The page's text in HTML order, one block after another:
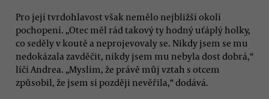
Pro její tvrdohlavost však nemělo nejbližší okolí
pochopení. „Otec měl rád takový ty hodný uťáplý holky,
co seděly v koutě a neprojevovaly se. Nikdy jsem se mu
nedokázala zavděčit, nikdy jsem mu nebyla dost dobrá,“
líčí Andrea. „Myslím, že právě můj vztah s otcem
způsobil, že jsem si později nevěřila,“ dodává.